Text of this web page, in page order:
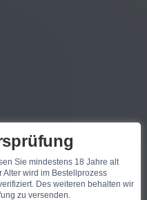
Sie mindestens 18 Jahre alt
wird im Bestellprozess
Des weiteren behalten wir
zu versenden.